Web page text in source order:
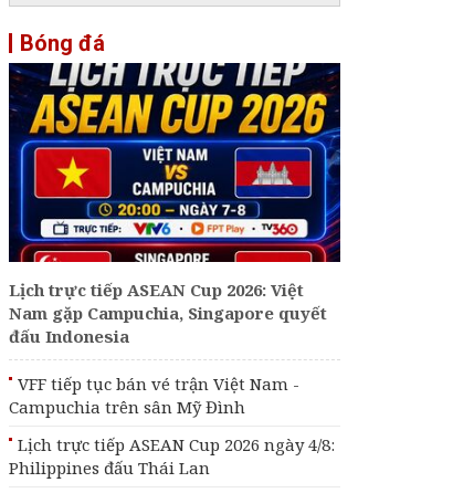
trước đội xếp hạng 7
thế giới
Đội tuyển Việt Nam
thắng thuyết phục
Indonesia, vươn lên
dẫn đầu bảng A
VFF tiếp tục bán vé
trận Việt Nam -
Campuchia trên sân
Mỹ Đình
Bảng xếp hạng chung
cuộc chặng 1 Giải
V.Cup
Lịch thi đấu chặng 2
Giải bóng chuyền nữ
Bóng đá
Lịch trực tiếp ASEAN Cup 2026: Việt
Nam gặp Campuchia, Singapore quyết
đấu Indonesia
VFF tiếp tục bán vé trận Việt Nam -
Campuchia trên sân Mỹ Đình
Lịch trực tiếp ASEAN Cup 2026 ngày 4/8:
Philippines đấu Thái Lan